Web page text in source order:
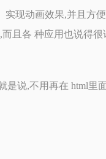
实现动画效果,并且方
且各 种应用也说得
是说,不用再在 html里